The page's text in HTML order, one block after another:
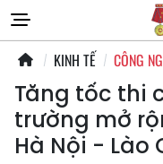
KINH TẾ CÔNG
Tăng tốc thi
trường mở
Hà Nội - Lào